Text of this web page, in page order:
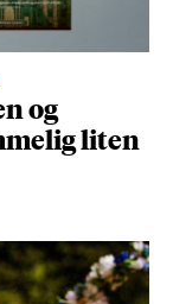
og
liten